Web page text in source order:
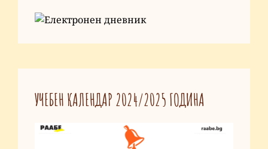
УЧЕБЕН КАЛЕНДАР 2024/2025 ГОДИНА